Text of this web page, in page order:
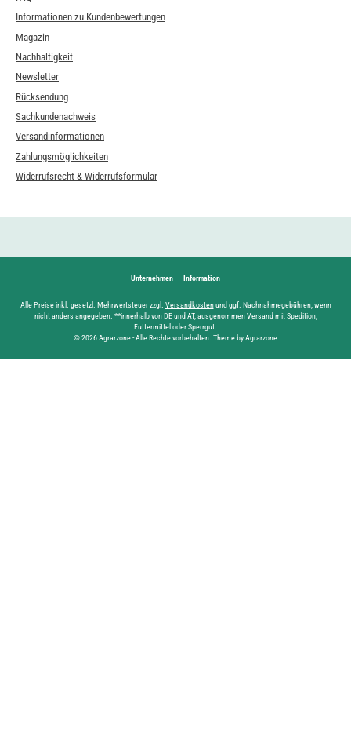
Informationen zu Kundenbewertungen
Magazin
Nachhaltigkeit
Newsletter
Rücksendung
Sachkundenachweis
Versandinformationen
Zahlungsmöglichkeiten
Widerrufsrecht & Widerrufsformular
Unternehmen Information
Alle Preise inkl. gesetzl. Mehrwertsteuer zzgl. Versandkostenund ggf. Nachnahmegebühren, wenn
nicht anders angegeben. **innerhalb von DE und AT, ausgenommen Versand mit Spedition,
Futtermittel oder Sperrgut.
© 2026 Agrarzone - Alle Rechte vorbehalten. Theme by Agrarzone